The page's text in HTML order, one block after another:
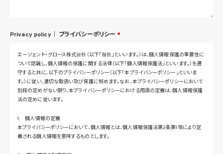
Privacy policy｜ プライバシーポリシー *
エージェント・グロース株式会社（以下「当社」といいます。）は、個人情報保護の重要性に
ついて認識し、個人情報の保護に関する法律（以下「個人情報保護法」といいます。）を遵
守すると共に、以下のプライバシーポリシー（以下「本プライバシーポリシー」といいま
す。）に従い、適切な取扱い及び保護に努めます。なお、本プライバシーポリシーにおいて
別段の定めがない限り、本プライバシーポリシーにおける用語の定義は、個人情報保護
法の定めに従います。
1. 個人情報の定義
本プライバシーポリシーにおいて、個人情報とは、個人情報保護法第2条第1項により定
義される個人情報を意味するものとします。